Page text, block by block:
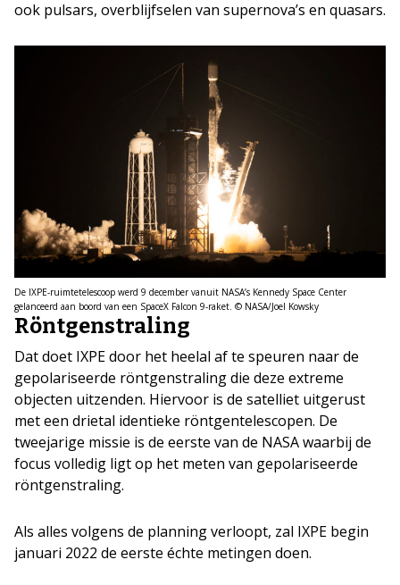
ook pulsars, overblijfselen van supernova’s en quasars.
De IXPE-ruimtetelescoop werd 9 december vanuit NASA’s Kennedy Space Center
gelanceerd aan boord van een SpaceX Falcon 9-raket. © NASA/Joel Kowsky
Röntgenstraling
Dat doet IXPE door het heelal af te speuren naar de
gepolariseerde röntgenstraling die deze extreme
objecten uitzenden. Hiervoor is de satelliet uitgerust
met een drietal identieke röntgentelescopen. De
tweejarige missie is de eerste van de NASA waarbij de
focus volledig ligt op het meten van gepolariseerde
röntgenstraling.
Als alles volgens de planning verloopt, zal IXPE begin
januari 2022 de eerste échte metingen doen.